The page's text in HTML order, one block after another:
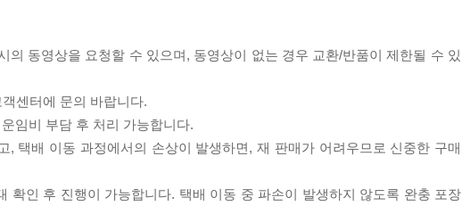
동영상을 요청할 수 있으며, 동영상이 없는 경우 교환/반품이 제한될 수 있
센터에 문의 바랍니다.
임비 부담 후 처리 가능합니다.
택배 이동 과정에서의 손상이 발생하면, 재 판매가 어려우므로 신중한 구매
확인 후 진행이 가능합니다. 택배 이동 중 파손이 발생하지 않도록 완충 포장